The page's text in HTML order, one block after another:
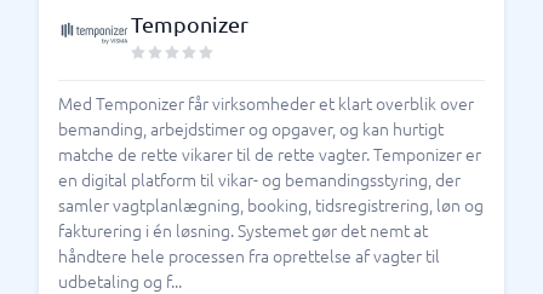
Temponizer
Med Temponizer får virksomheder et klart overblik over
bemanding, arbejdstimer og opgaver, og kan hurtigt
matche de rette vikarer til de rette vagter. Temponizer er
en digital platform til vikar- og bemandingsstyring, der
samler vagtplanlægning, booking, tidsregistrering, løn og
fakturering i én løsning. Systemet gør det nemt at
håndtere hele processen fra oprettelse af vagter til
udbetaling og f...